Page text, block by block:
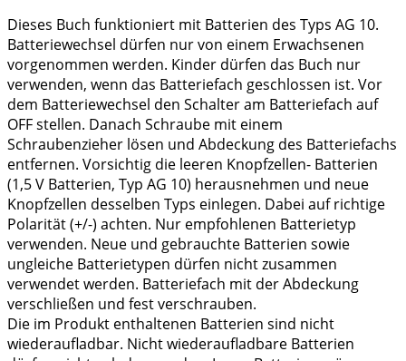
Dieses Buch funktioniert mit Batterien des Typs AG 10.
Batteriewechsel dürfen nur von einem Erwachsenen
vorgenommen werden. Kinder dürfen das Buch nur
verwenden, wenn das Batteriefach geschlossen ist. Vor
dem Batteriewechsel den Schalter am Batteriefach auf
OFF stellen. Danach Schraube mit einem
Schraubenzieher lösen und Abdeckung des Batteriefachs
entfernen. Vorsichtig die leeren Knopfzellen- Batterien
(1,5 V Batterien, Typ AG 10) herausnehmen und neue
Knopfzellen desselben Typs einlegen. Dabei auf richtige
Polarität (+/-) achten. Nur empfohlenen Batterietyp
verwenden. Neue und gebrauchte Batterien sowie
ungleiche Batterietypen dürfen nicht zusammen
verwendet werden. Batteriefach mit der Abdeckung
verschließen und fest verschrauben.
Die im Produkt enthaltenen Batterien sind nicht
wiederaufladbar. Nicht wiederaufladbare Batterien